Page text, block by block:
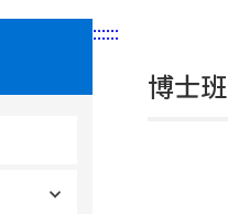
::::::
博士班